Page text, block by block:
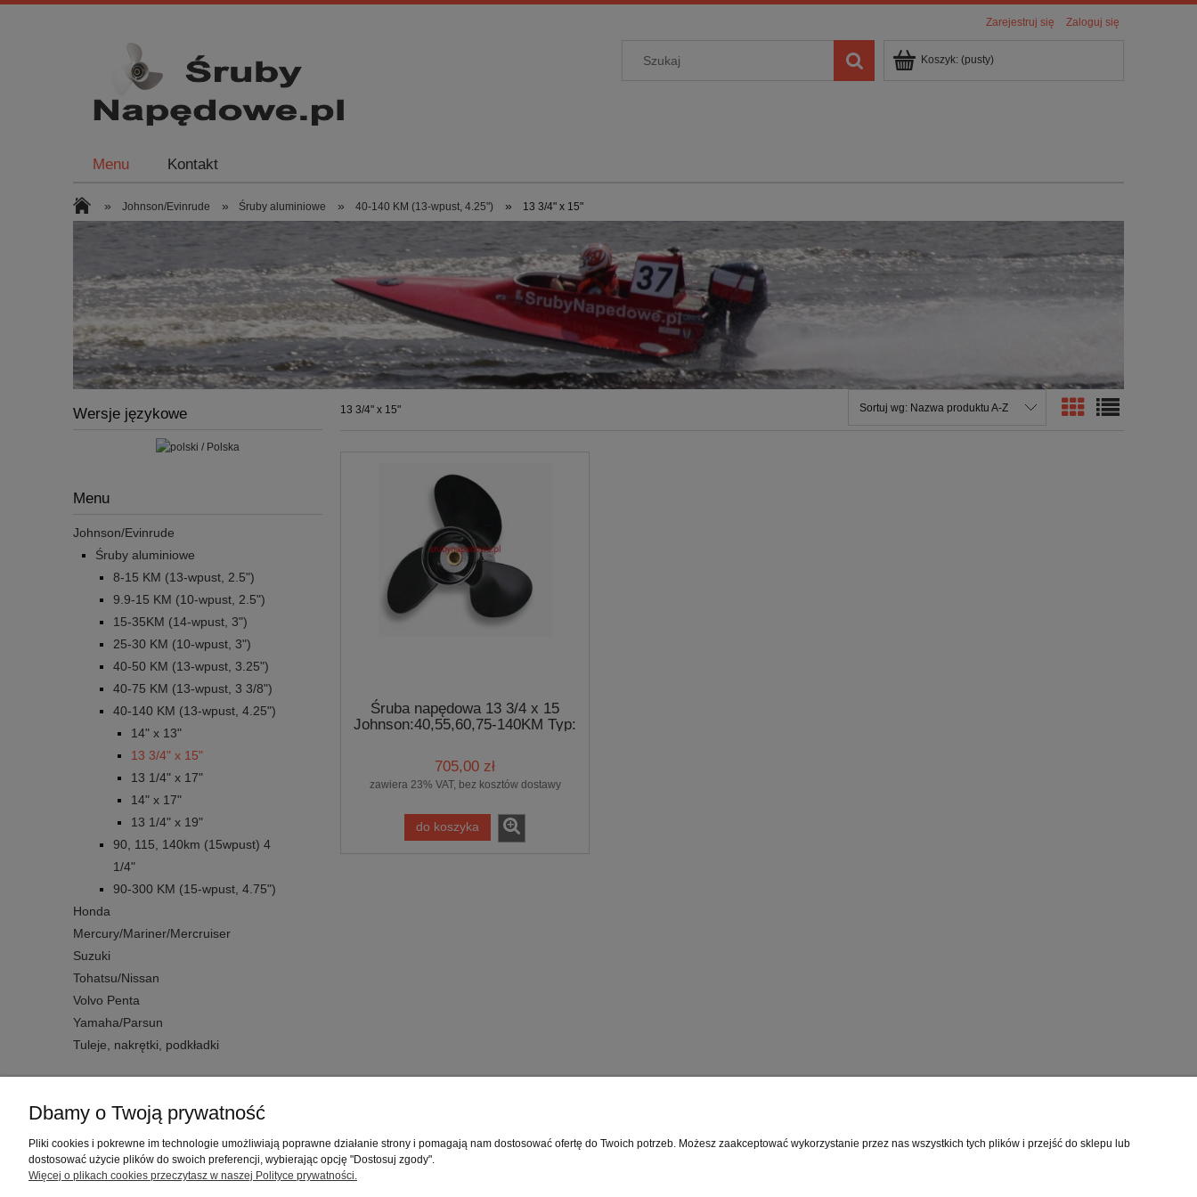
Zarejestruj się Zaloguj się
Koszyk: (pusty)
Menu Kontakt
» Johnson/Evinrude » Śruby aluminiowe » 40-140 KM (13-wpust, 4.25") » 13 3/4" x 15"
Wersje językowe
Menu
Johnson/Evinrude
Śruby aluminiowe
8-15 KM (13-wpust, 2.5")
9.9-15 KM (10-wpust, 2.5")
15-35KM (14-wpust, 3")
25-30 KM (10-wpust, 3")
40-50 KM (13-wpust, 3.25")
40-75 KM (13-wpust, 3 3/8")
40-140 KM (13-wpust, 4.25")
14" x 13"
13 3/4" x 15"
13 1/4" x 17"
14" x 17"
13 1/4" x 19"
90, 115, 140km (15wpust) 4
1/4"
90-300 KM (15-wpust, 4.75")
Honda
Mercury/Mariner/Mercruiser
Suzuki
Tohatsu/Nissan
Volvo Penta
Yamaha/Parsun
Tuleje, nakrętki, podkładki
13 3/4" x 15" Sortuj wg: Nazwa produktu A-Z
Śruba napędowa 13 3/4 x 15
Johnson:40,55,60,75-140KM Typ:
705,00 zł
zawiera 23% VAT, bez kosztów dostawy
do koszyka
Regulaminy
Twoje zamówienia
Dbamy o Twoją prywatność
Pliki cookies i pokrewne im technologie umożliwiają poprawne działanie strony i pomagają nam dostosować ofertę do Twoich potrzeb. Możesz zaakceptować wykorzystanie przez nas wszystkich tych plików i przejść do sklepu lub
dostosować użycie plików do swoich preferencji, wybierając opcję "Dostosuj zgody".
Więcej o plikach cookies przeczytasz w naszej Polityce prywatności.